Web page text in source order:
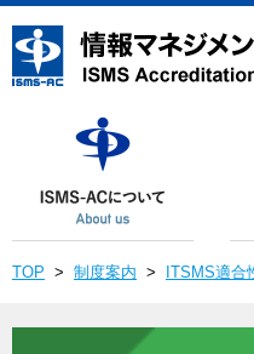
TOP > 制度案内 > ITSMS適合